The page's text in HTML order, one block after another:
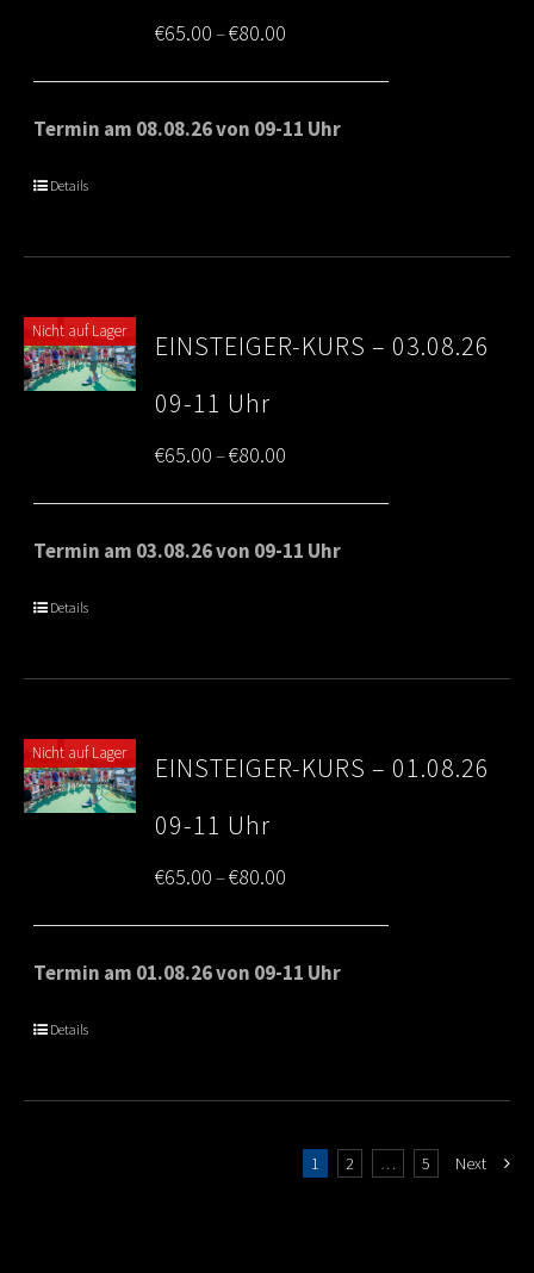
€65.00–€80.00
range:
€65.00
Termin am 08.08.26 von 09-11 Uhr
Details
Nicht auf Lager
EINSTEIGER-KURS – 03.08.26
09-11 Uhr
€65.00–€80.00
range:
€65.00
Termin am 03.08.26 von 09-11 Uhr
Details
Nicht auf Lager
EINSTEIGER-KURS – 01.08.26
09-11 Uhr
€65.00–€80.00
range:
€65.00
Termin am 01.08.26 von 09-11 Uhr
Details
1 2 … 5 Next